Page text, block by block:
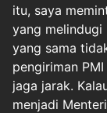
itu, saya
yang melindugi
yang sama
pengiriman
jaga jarak.
menjadi